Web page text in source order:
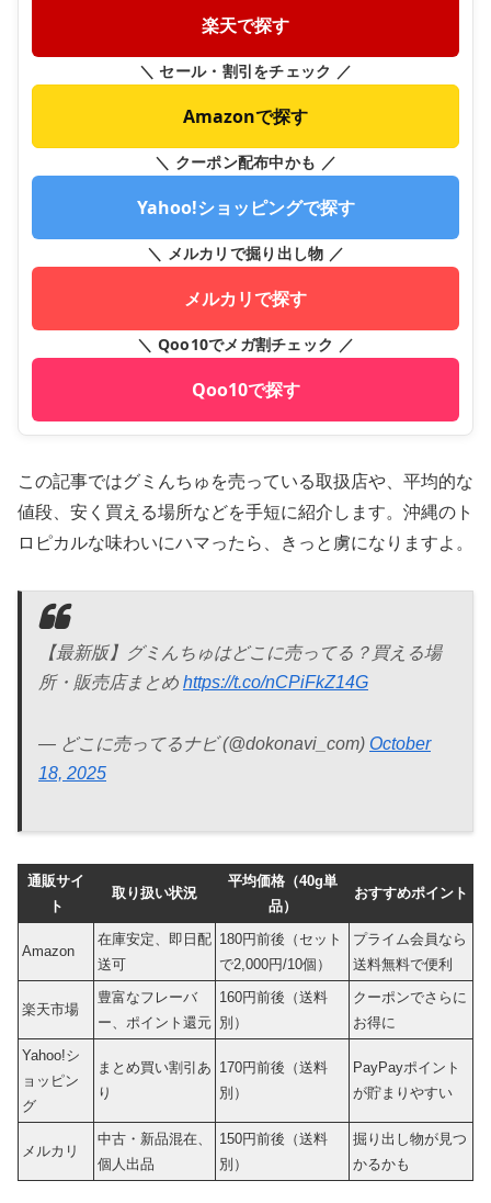
楽天で探す
＼ セール・割引をチェック ／
Amazonで探す
＼ クーポン配布中かも ／
Yahoo!ショッピングで探す
＼ メルカリで掘り出し物 ／
メルカリで探す
＼ Qoo10でメガ割チェック ／
Qoo10で探す
この記事ではグミんちゅを売っている取扱店や、平均的な
値段、安く買える場所などを手短に紹介します。沖縄のト
ロピカルな味わいにハマったら、きっと虜になりますよ。
【最新版】グミんちゅはどこに売ってる？買える場
所・販売店まとめ https://t.co/nCPiFkZ14G
— どこに売ってるナビ (@dokonavi_com) October
18, 2025
通販サイ
ト
取り扱い状況
平均価格（40g単
品）
おすすめポイント
Amazon
在庫安定、即日配
送可
180円前後（セット
で2,000円/10個）
プライム会員なら
送料無料で便利
楽天市場
豊富なフレーバ
ー、ポイント還元
160円前後（送料
別）
クーポンでさらに
お得に
Yahoo!シ
ョッピン
グ
まとめ買い割引あ
り
170円前後（送料
別）
PayPayポイント
が貯まりやすい
メルカリ
中古・新品混在、
個人出品
150円前後（送料
別）
掘り出し物が見つ
かるかも